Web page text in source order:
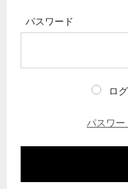
パスワード
ロ
パスワー